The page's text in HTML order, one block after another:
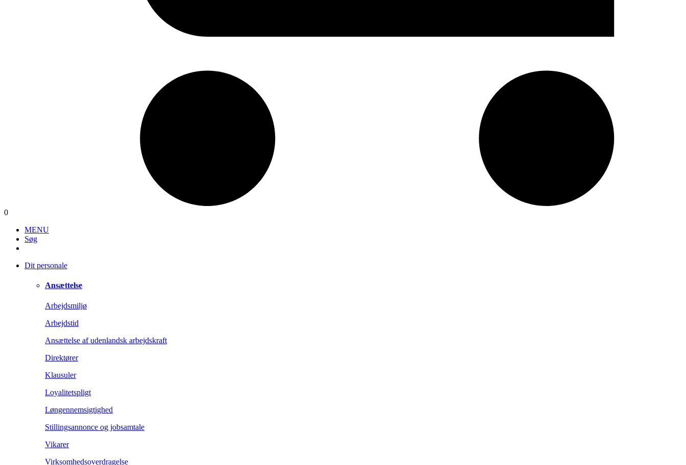
0
MENU
Søg
Dit personale
Ansættelse
Arbejdsmiljø
Arbejdstid
Ansættelse af udenlandsk arbejdskraft
Direktører
Klausuler
Loyalitetspligt
Løngennemsigtighed
Stillingsannonce og jobsamtale
Vikarer
Virksomhedsoverdragelse